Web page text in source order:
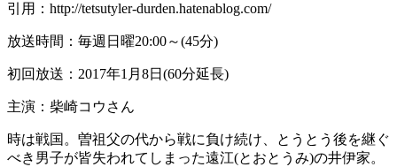
引用：http://tetsutyler-durden.hatenablog.com/
放送時間：毎週日曜20:00～(45分)
初回放送：2017年1月8日(60分延長)
主演：柴崎コウさん
時は戦国。曽祖父の代から戦に負け続け、とうとう後を継ぐ
べき男子が皆失われてしまった遠江(とおとうみ)の井伊家。